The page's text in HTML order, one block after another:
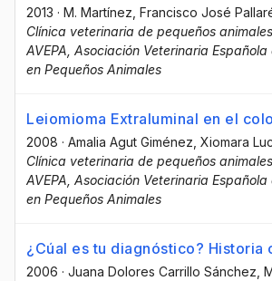
2013 · M. Martínez , Francisco José
Clínica veterinaria de pequeños
AVEPA, Asociación Veterinaria
en Pequeños Animales
Leiomioma Extraluminal en el
2008 · Amalia Agut Giménez , Xiomara
Clínica veterinaria de pequeños
AVEPA, Asociación Veterinaria
en Pequeños Animales
¿Cúal es tu diagnóstico? Historia
2006 · Juana Dolores Carrillo Sánchez ,